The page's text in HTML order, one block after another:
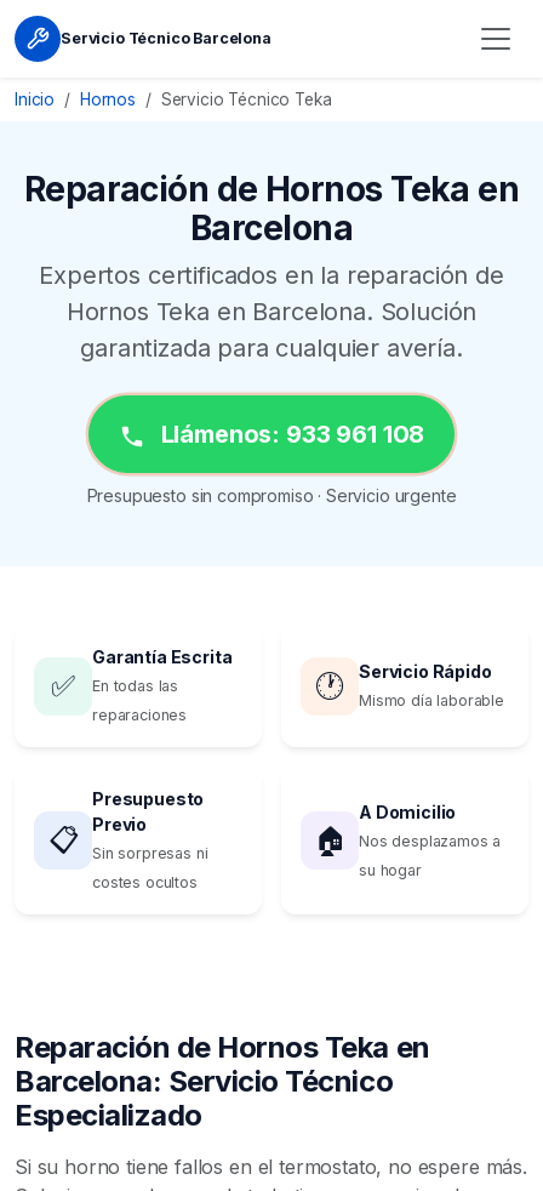
Servicio Técnico Barcelona
Inicio Hornos Servicio Técnico Teka
Reparación de Hornos Teka en
Barcelona
Expertos certificados en la reparación de
Hornos Teka en Barcelona. Solución
garantizada para cualquier avería.
Llámenos: 933 961 108
Presupuesto sin compromiso · Servicio urgente
✅
Garantía Escrita
En todas las
reparaciones
🕐 Servicio Rápido
Mismo día laborable
📋
Presupuesto
Previo
Sin sorpresas ni
costes ocultos
🏠
A Domicilio
Nos desplazamos a
su hogar
Reparación de Hornos Teka en
Barcelona: Servicio Técnico
Especializado
Si su horno tiene fallos en el termostato, no espere más.